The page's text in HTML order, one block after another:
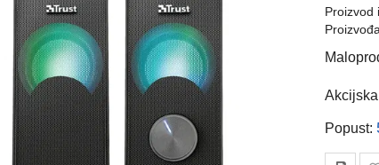
Proizvod
Popust: